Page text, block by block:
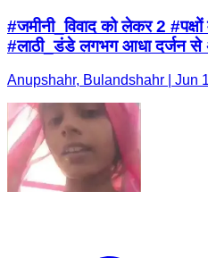
#जमीनी_विवाद को लेकर 2
#लाठी_डंडे लगभग आधा दर्जन से
Anupshahr, Bulandshahr | Jun